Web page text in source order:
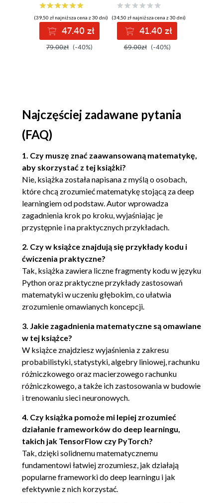
Reguły prawdopodobieństwa
Prawdopodobieństwo zdarzenia
Reguła dodawania
Reguła mnożenia
Prawdopodobieństwo całkowite
Prawdopodobieństwo łączne i brzegowe
prawdopodobieństwa
Podsumowanie
3. Więcej prawdopodobieństwa
Rozkłady prawdopodobieństwa
Histogramy i prawdopodobieństwa
prawdopodobieństwa
Ciągłe rozkłady prawdopodobieństwa
Centralne twierdzenie graniczne
Prawo wielkich liczb
Twierdzenie Bayesa
Rak czy nie rak
Aktualizacja prawdopodobieństwa a
Twierdzenie Bayesa w uczeniu
maszynowym
Podsumowanie
Dane nominalne
Dane porządkowe
Dane interwałowe
Dane ilorazowe
Wykorzystanie danych nominalnych w
uczeniu głębokim
wnioski i opanuj
zaawansowany
SQL na potrzeby
praktycznych
zastosowań.
Wydanie IV
(39,50 zł najniższa cena z 30 dni)
47.40 zł
79.00zł (-40%)
oprogramowania
(34,50 zł najniższa cena z 30 dni)
41.40 zł
69.00zł (-40%)
Najczęściej zadawane pytania
(FAQ)
1. Czy muszę znać zaawansowaną matematykę,
aby skorzystać z tej książki?
Nie, książka została napisana z myślą o osobach,
które chcą zrozumieć matematykę stojącą za deep
learningiem od podstaw. Autor wprowadza
zagadnienia krok po kroku, wyjaśniając je
przystępnie i na praktycznych przykładach.
2. Czy w książce znajdują się przykłady kodu i
ćwiczenia praktyczne?
Tak, książka zawiera liczne fragmenty kodu w języku
Python oraz praktyczne przykłady zastosowań
matematyki w uczeniu głębokim, co ułatwia
zrozumienie omawianych koncepcji.
3. Jakie zagadnienia matematyczne są omawiane
w tej książce?
W książce znajdziesz wyjaśnienia z zakresu
probabilistyki, statystyki, algebry liniowej, rachunku
różniczkowego oraz macierzowego rachunku
różniczkowego, a także ich zastosowania w budowie
i trenowaniu sieci neuronowych.
4. Czy książka pomoże mi lepiej zrozumieć
działanie frameworków do deep learningu,
takich jak TensorFlow czy PyTorch?
Tak, dzięki solidnemu matematycznemu
fundamentowi łatwiej zrozumiesz, jak działają
popularne frameworki do deep learningu i jak
efektywnie z nich korzystać.